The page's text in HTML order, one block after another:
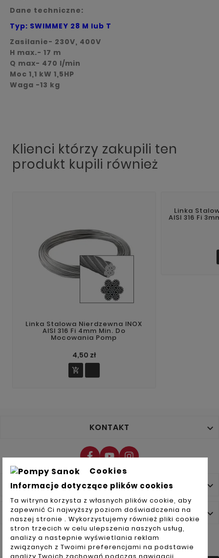
Dane techniczne:
Typ: SWIMMEY 28 M lub T
Zasilanie- 230V, 400V
H max.- 17 m
Q max- 470 l/min
Moc 1,1 kW 1,5HP
Waga -13 kg
Klienci którzy zakupili ten
produkt kupili również
Linka Stalowa Nierdzewna INOX
AISI 316 Fi 4mm Min. Do
Mocowania Pomp
4,50 zł

Linka
AISI 316 Fi
KONTAKT 
NASZA FIRMA 
TWOJE KONTO 
NEWSLETTER
Cookies
Informacje dotyczące plików cookies
Ta witryna korzysta z własnych plików cookie, aby
zapewnić Ci najwyższy poziom doświadczenia na
naszej stronie . Wykorzystujemy również pliki cookie
stron trzecich w celu ulepszenia naszych usług,
analizy a nastepnie wyświetlania reklam
związanych z Twoimi preferencjami na podstawie